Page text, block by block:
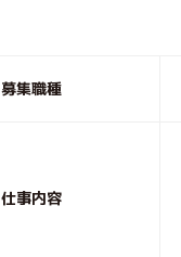
募集職種
仕事内容